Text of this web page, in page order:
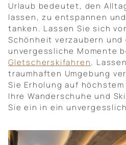
Urlaub bedeutet, den
lassen, zu entspannen
tanken. Lassen Sie sich
Schönheit verzaubern und
unvergessliche Momente
Gletscherskifahren.
traumhaften Umgebung
Sie Erholung auf höchstem
Ihre Wanderschuhe und
Sie ein in ein